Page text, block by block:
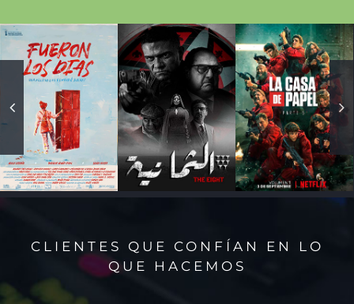
Fueron
los Días
Eight
الثمانية
La Casa
de Papel:
Parte 5
CLIENTES QUE CONFÍAN EN LO
QUE HACEMOS